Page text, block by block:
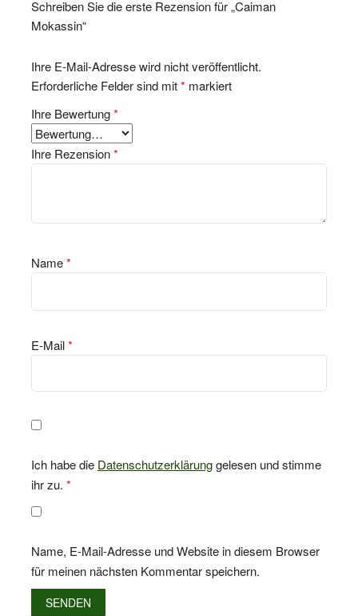
Schreiben Sie die erste Rezension für „Caiman
Mokassin“
Ihre E-Mail-Adresse wird nicht veröffentlicht.
Erforderliche Felder sind mit* markiert
Ihre Bewertung*
Ihre Rezension*
Name*
E-Mail*
Ich habe die Datenschutzerklärunggelesen und stimme
ihr zu. *
Name, E-Mail-Adresse und Website in diesem Browser
für meinen nächsten Kommentar speichern.